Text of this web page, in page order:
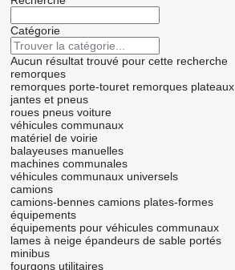
Catégorie
Aucun résultat trouvé pour cette recherche
remorques
remorques porte-touret remorques plateaux
jantes et pneus
roues pneus voiture
véhicules communaux
matériel de voirie
balayeuses manuelles
machines communales
véhicules communaux universels
camions
camions-bennes camions plates-formes
équipements
équipements pour véhicules communaux
lames à neige épandeurs de sable portés
minibus
fourgons utilitaires